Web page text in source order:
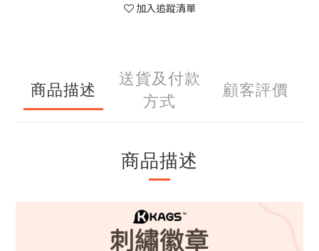
加入追蹤清單
商品描述
送貨及付款
方式
顧客評價
商品描述